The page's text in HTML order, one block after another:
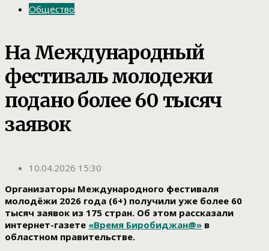
Общество
На Международный
фестиваль молодежи
подано более 60 тысяч
заявок
10.04.2026 15:30
Организаторы Международного фестиваля
молодёжи 2026 года (6+) получили уже более 60
тысяч заявок из 175 стран. Об этом рассказали
интернет-газете «Время Биробиджан@» в
областном правительстве.